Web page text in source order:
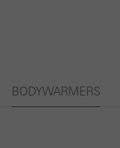
BODYWARMERS